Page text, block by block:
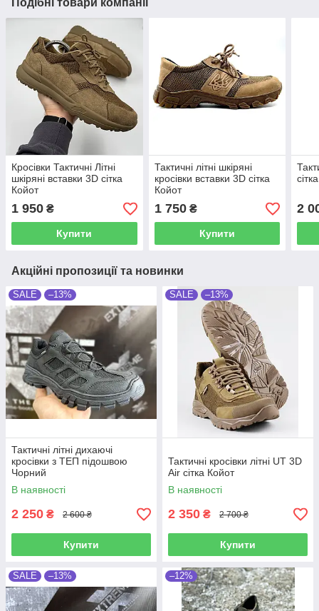
Кросівки Тактичні Літні
шкіряні вставки 3D сітка
Койот
1 950 ₴
Купити
Тактичні літні шкіряні
кросівки вставки 3D сітка
Койот
1 750₴
Купити
2
Акційні пропозиції та новинки
SALE –13%
Тактичні літні дихаючі
кросівки з ТЕП підошвою
Чорний
В наявності
2 250 ₴ 2 600 ₴
Купити
SALE –13%
Тактичні кросівки літні UT 3D
Air сітка Койот
В наявності
2 350 ₴ 2 700 ₴
Купити
SALE –13% –12%